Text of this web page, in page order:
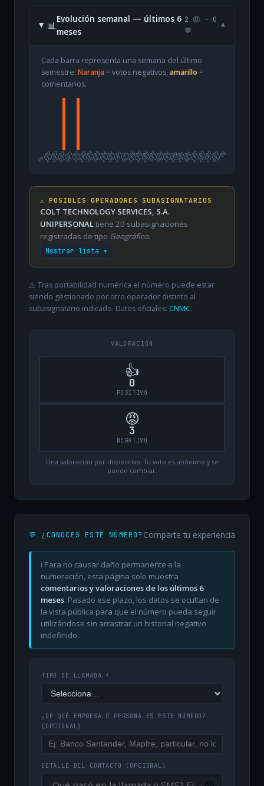
📊
Evolución semanal — últimos 6
meses
2 😡 · 0
💬
▾
Cada barra representa una semana del último
semestre. Naranja= votos negativos, amarillo =
comentarios.
09/02
16/0223/0202/0309/0316/0323/0330/0306/0413/0420/0427/0404/0511/0518/0525/0501/0608/0615/0622/0629/0606/0713/0720/0727/07
03/08
⚠️ POSIBLES OPERADORES SUBASIGNATARIOS
COLT TECHNOLOGY SERVICES, S.A.
UNIPERSONALtiene 20 subasignaciones
registradas de tipo Geográfico.
Mostrar lista ▾
⚠️ Tras portabilidad numérica el número puede estar
siendo gestionado por otro operador distinto al
subasignatario indicado. Datos oficiales: CNMC.
VALORACIÓN
👍
0
POSITIVO
😡
3
NEGATIVO
Una valoración por dispositivo. Tu voto es anónimo y se
puede cambiar.
💬 ¿CONOCES ESTE NÚMERO? Comparte tu experiencia
ℹ️ Para no causar daño permanente a la
numeración, esta página solo muestra
comentarios y valoraciones de los últimos 6
meses. Pasado ese plazo, los datos se ocultan de
la vista pública para que el número pueda seguir
utilizándose sin arrastrar un historial negativo
indefinido.
TIPO DE LLAMADA *
¿DE QUÉ EMPRESA O PERSONA ES ESTE NÚMERO?
(OPCIONAL)
DETALLE DEL CONTACTO (OPCIONAL)